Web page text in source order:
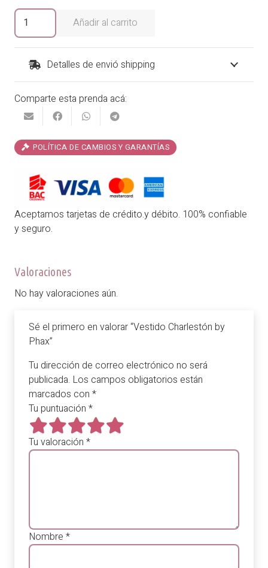
era:
Vestido
Charlestón
by
Phax
cantidad
Añadir al carrito
Detalles de envió shipping
Comparte esta prenda acá:
POLÍTICA DE CAMBIOS Y GARANTÍAS
Aceptamos tarjetas de crédito.y débito. 100% confiable
y seguro.
Valoraciones
No hay valoraciones aún.
Sé el primero en valorar “Vestido Charlestón by
Phax”
Tu dirección de correo electrónico no será
publicada. Los campos obligatorios están
marcados con *
Tu puntuación *
Tu valoración *
Nombre *